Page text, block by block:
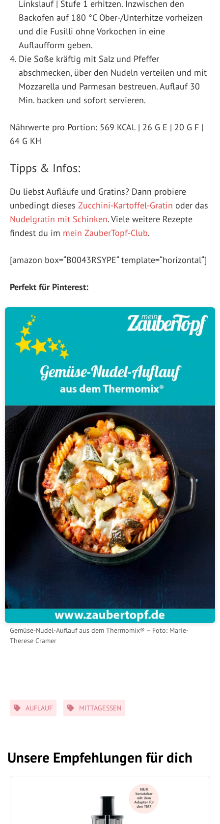
Linkslauf | Stufe 1 erhitzen. Inzwischen den
Backofen auf 180 °C Ober-/Unterhitze vorheizen
und die Fusilli ohne Vorkochen in eine
Auflaufform geben.
Die Soße kräftig mit Salz und Pfeffer
abschmecken, über den Nudeln verteilen und mit
Mozzarella und Parmesan bestreuen. Auflauf 30
Min. backen und sofort servieren.
Nährwerte pro Portion: 569 KCAL | 26 G E | 20 G F |
64 G KH
Tipps & Infos:
Du liebst Aufläufe und Gratins? Dann probiere
unbedingt dieses Zucchini-Kartoffel-Gratin oder das
Nudelgratin mit Schinken. Viele weitere Rezepte
findest du im mein ZauberTopf-Club.
[amazon box=“B0043RSYPE“ template=“horizontal“]
Perfekt für Pinterest:
Gemüse-Nudel-Auflauf aus dem Thermomix® – Foto: Marie-
Therese Cramer
Schlagwörter
AUFLAUF MITTAGESSEN
Unsere Empfehlungen für dich